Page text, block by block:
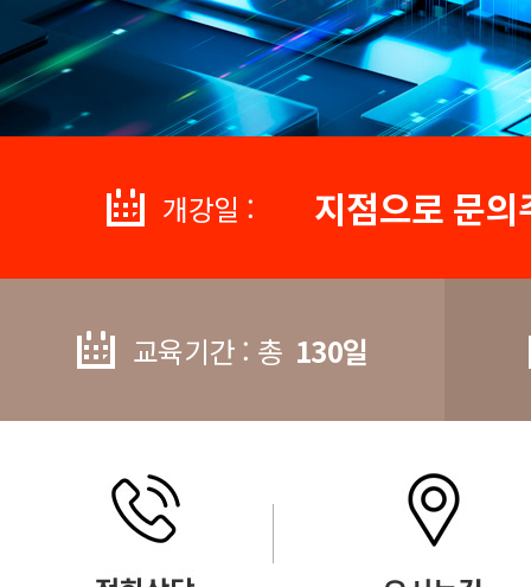
개강일 : 지점으로 문
교육기간 : 총 130일